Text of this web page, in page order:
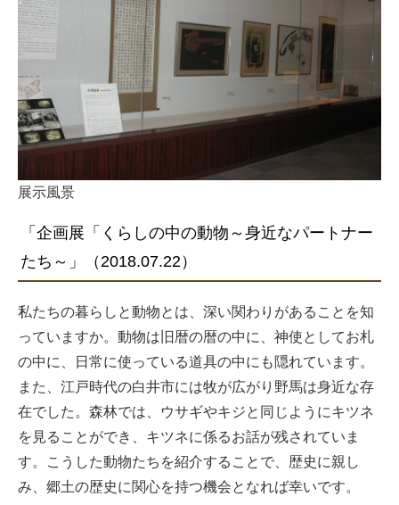
展示風景
「企画展「くらしの中の動物～身近なパートナー
たち～」（2018.07.22）
私たちの暮らしと動物とは、深い関わりがあることを知
っていますか。動物は旧暦の暦の中に、神使としてお札
の中に、日常に使っている道具の中にも隠れています。
また、江戸時代の白井市には牧が広がり野馬は身近な存
在でした。森林では、ウサギやキジと同じようにキツネ
を見ることができ、キツネに係るお話が残されていま
す。こうした動物たちを紹介することで、歴史に親し
み、郷土の歴史に関心を持つ機会となれば幸いです。